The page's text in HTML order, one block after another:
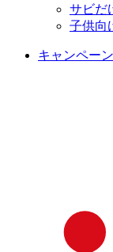
サビだ
子供向
キャンペー